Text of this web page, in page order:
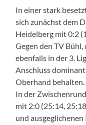
In einer stark
sich zunächst dem
Heidelberg mit 0:2
Gegen den TV
ebenfalls in der 3.
Anschluss
Oberhand behalten.
In der
mit 2:0 (25:14,
und